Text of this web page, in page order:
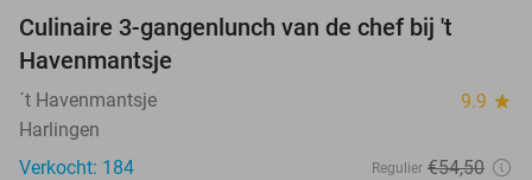
Culinaire 3-gangenlunch van de chef bij 't
Havenmantsje
´t Havenmantsje 9.9 star
Harlingen
Verkocht: 184
Regulier €54,50